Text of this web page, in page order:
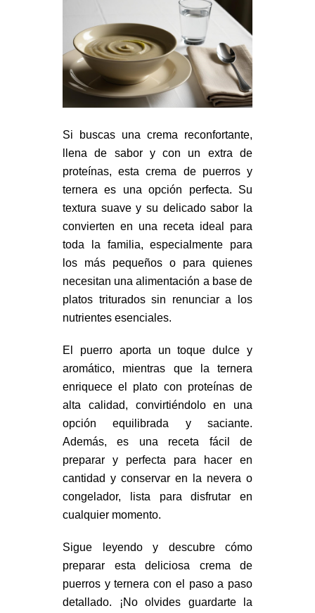
Si buscas una crema reconfortante,
llena de sabor y con un extra de
proteínas, esta crema de puerros y
ternera es una opción perfecta. Su
textura suave y su delicado sabor la
convierten en una receta ideal para
toda la familia, especialmente para
los más pequeños o para quienes
necesitan una alimentación a base de
platos triturados sin renunciar a los
nutrientes esenciales.
El puerro aporta un toque dulce y
aromático, mientras que la ternera
enriquece el plato con proteínas de
alta calidad, convirtiéndolo en una
opción equilibrada y saciante.
Además, es una receta fácil de
preparar y perfecta para hacer en
cantidad y conservar en la nevera o
congelador, lista para disfrutar en
cualquier momento.
Sigue leyendo y descubre cómo
preparar esta deliciosa crema de
puerros y ternera con el paso a paso
detallado. ¡No olvides guardarte la